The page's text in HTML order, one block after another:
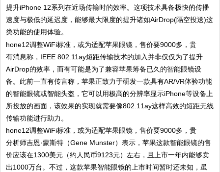
提升iPhone 12系列在近场传输时的效率。这项技术具备极快的传播
速度与极低的延迟度，能够最大限度的提升诸如AirDrop(隔空投送)这
类功能的使用体验。
有消息称，IEEE 802.11ay短距传输技术的加入并非仅仅为了提升
AirDrop的效率，而有可能是为了兼容苹果筹备已久的智能眼镜设
备。此前一直有传言称，苹果正致力于研发一款具有AR/VR体验功能
的智能眼镜或智能头盔，它可以用极高的分辨率显示iPhone等设备上
所投放的画面，该效果的实现就需要像802.11ay这样高效的短距无线
传输功能进行助力。
分析师吉恩·蒙斯特（Gene Munster）表示，苹果这款智能眼镜的售
价应该在1300美元（约人民币9123元）左右，且上市一年内能够卖
出1000万台。不过，这款苹果智能眼镜的上市时间暂时还未知，虽